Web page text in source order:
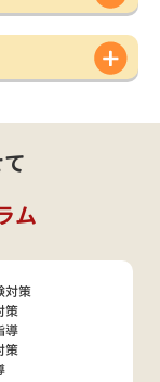
ム
対策
策
導
策